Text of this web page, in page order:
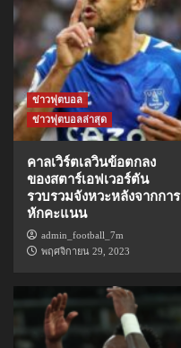
ข่าวฟุตบอล
ข่าวฟุตบอลล่าสุด
คาลเวิร์ตเลวินข้อตกลง
ของสตาร์เอฟเวอร์ตัน
รวบรวมจังหวะหลังจากการ
หักคะแนน
admin_football_7m
พฤศจิกายน 29, 2023